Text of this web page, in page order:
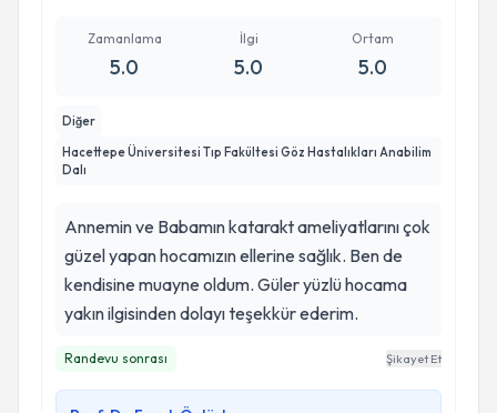
Zamanlama
5.0
İlgi
5.0
Ortam
5.0
Diğer
Hacettepe Üniversitesi Tıp Fakültesi Göz Hastalıkları Anabilim
Dalı
Annemin ve Babamın katarakt ameliyatlarını çok
güzel yapan hocamızın ellerine sağlık. Ben de
kendisine muayne oldum. Güler yüzlü hocama
yakın ilgisinden dolayı teşekkür ederim.
Randevu sonrası Şikayet Et